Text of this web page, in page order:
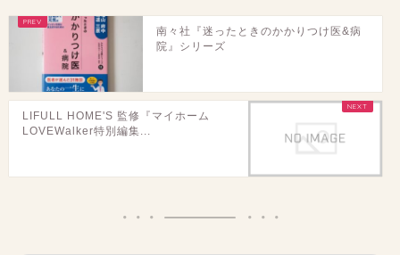
南々社『迷ったときのかかりつけ医&病
院』シリーズ
LIFULL HOME'S 監修『マイホーム
LOVEWalker特別編集...